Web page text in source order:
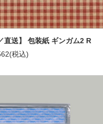
直送】 包装紙 ギンガム2 R
税込)